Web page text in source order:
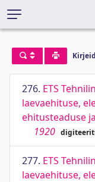
276. ETS
laevaehituse,
ehitusteaduse
1920
277. ETS
laevaehituse,